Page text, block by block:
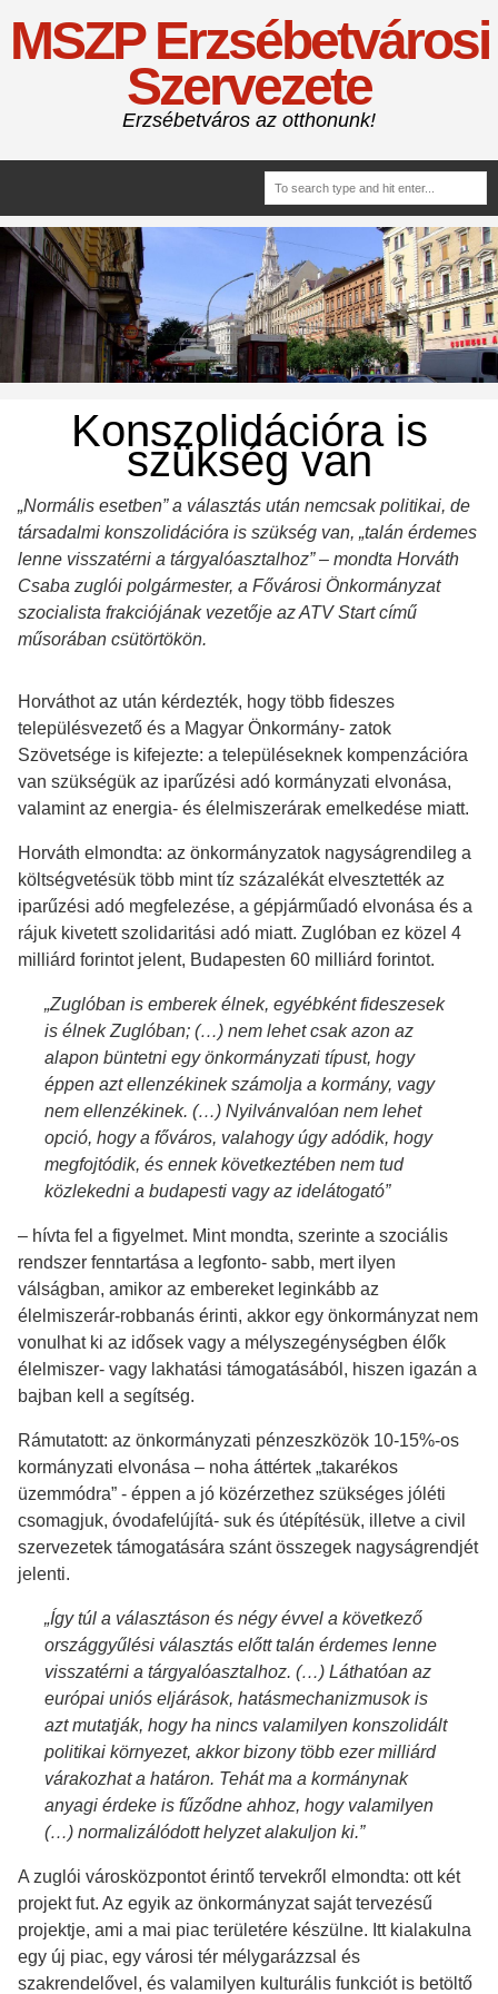
MSZP Erzsébetvárosi
Szervezete
Erzsébetváros az otthonunk!
Konszolidációra is
szükség van
„Normális esetben” a választás után nemcsak politikai, de
társadalmi konszolidációra is szükség van, „talán érdemes
lenne visszatérni a tárgyalóasztalhoz” – mondta Horváth
Csaba zuglói polgármester, a Fővárosi Önkormányzat
szocialista frakciójának vezetője az ATV Start című
műsorában csütörtökön.
Horváthot az után kérdezték, hogy több fideszes
településvezető és a Magyar Önkormány- zatok
Szövetsége is kifejezte: a településeknek kompenzációra
van szükségük az iparűzési adó kormányzati elvonása,
valamint az energia- és élelmiszerárak emelkedése miatt.
Horváth elmondta: az önkormányzatok nagyságrendileg a
költségvetésük több mint tíz százalékát elvesztették az
iparűzési adó megfelezése, a gépjárműadó elvonása és a
rájuk kivetett szolidaritási adó miatt. Zuglóban ez közel 4
milliárd forintot jelent, Budapesten 60 milliárd forintot.
„Zuglóban is emberek élnek, egyébként fideszesek
is élnek Zuglóban; (…) nem lehet csak azon az
alapon büntetni egy önkormányzati típust, hogy
éppen azt ellenzékinek számolja a kormány, vagy
nem ellenzékinek. (…) Nyilvánvalóan nem lehet
opció, hogy a főváros, valahogy úgy adódik, hogy
megfojtódik, és ennek következtében nem tud
közlekedni a budapesti vagy az idelátogató”
– hívta fel a figyelmet. Mint mondta, szerinte a szociális
rendszer fenntartása a legfonto- sabb, mert ilyen
válságban, amikor az embereket leginkább az
élelmiszerár-robbanás érinti, akkor egy önkormányzat nem
vonulhat ki az idősek vagy a mélyszegénységben élők
élelmiszer- vagy lakhatási támogatásából, hiszen igazán a
bajban kell a segítség.
Rámutatott: az önkormányzati pénzeszközök 10-15%-os
kormányzati elvonása – noha áttértek „takarékos
üzemmódra” - éppen a jó közérzethez szükséges jóléti
csomagjuk, óvodafelújítá- suk és útépítésük, illetve a civil
szervezetek támogatására szánt összegek nagyságrendjét
jelenti.
„Így túl a választáson és négy évvel a következő
országgyűlési választás előtt talán érdemes lenne
visszatérni a tárgyalóasztalhoz. (…) Láthatóan az
európai uniós eljárások, hatásmechanizmusok is
azt mutatják, hogy ha nincs valamilyen konszolidált
politikai környezet, akkor bizony több ezer milliárd
várakozhat a határon. Tehát ma a kormánynak
anyagi érdeke is fűződne ahhoz, hogy valamilyen
(…) normalizálódott helyzet alakuljon ki.”
A zuglói városközpontot érintő tervekről elmondta: ott két
projekt fut. Az egyik az önkormányzat saját tervezésű
projektje, ami a mai piac területére készülne. Itt kialakulna
egy új piac, egy városi tér mélygarázzsal és
szakrendelővel, és valamilyen kulturális funkciót is betöltő